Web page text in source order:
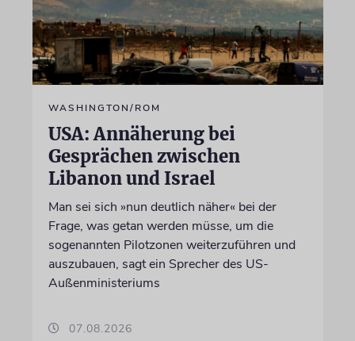
WASHINGTON/ROM
USA: Annäherung bei
Gesprächen zwischen
Libanon und Israel
Man sei sich »nun deutlich näher« bei der
Frage, was getan werden müsse, um die
sogenannten Pilotzonen weiterzuführen und
auszubauen, sagt ein Sprecher des US-
Außenministeriums
07.08.2026